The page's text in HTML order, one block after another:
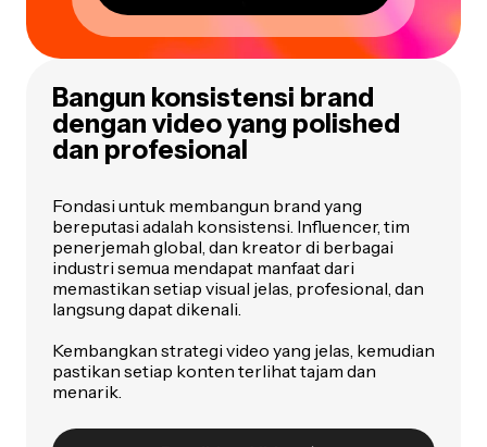
Bangun konsistensi brand
dengan video yang polished
dan profesional
Fondasi untuk membangun brand yang
bereputasi adalah konsistensi. Influencer, tim
penerjemah global, dan kreator di berbagai
industri semua mendapat manfaat dari
memastikan setiap visual jelas, profesional, dan
langsung dapat dikenali.
Kembangkan strategi video yang jelas, kemudian
pastikan setiap konten terlihat tajam dan
menarik.